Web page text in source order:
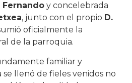
Fernando y concelebrada
, junto con el propio D.
oficialmente la
de la parroquia.
familiar y
se llenó de fieles venidos no